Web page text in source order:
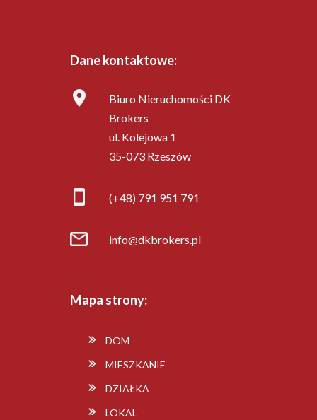
Dane kontaktowe:
Biuro Nieruchomości DK
Brokers
ul. Kolejowa 1
35-073 Rzeszów
(+48) 791 951 791
info@dkbrokers.pl
Mapa strony:
DOM
MIESZKANIE
DZIAŁKA
LOKAL